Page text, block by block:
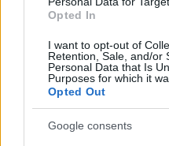
Opted In
I want to opt-out of
Retention, Sale, and/or
Personal Data that Is
Purposes for which it
Opted Out
Google consents